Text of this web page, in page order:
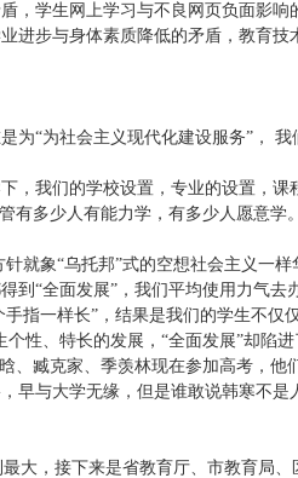
学生网上学习与不良网页负面影响
步与身体素质降低的矛盾，教育技
为“为社会主义现代化建设服务”，
我
，我们的学校设置，专业的设置，
有多少人有能力学，有多少人愿意学
就象“乌托邦”式的空想社会主义一
“全面发展”，我们平均使用力气去
指一样长”，结果是我们的学生不仅
性、特长的发展，“全面发展”却陷
、臧克家、季羡林现在参加高考，他
早与大学无缘，但是谁敢说韩寒不是
大，接下来是省教育厅、市教育局、